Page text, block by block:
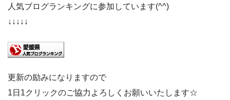
人気ブログランキングに参加しています(^^)
↓↓↓↓↓
更新の励みになりますので
1日1クリックのご協力よろしくお願いいたします☆